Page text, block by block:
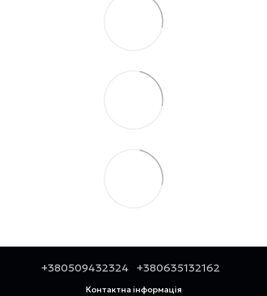
+380509432324 +380635132162
Контактна інформація